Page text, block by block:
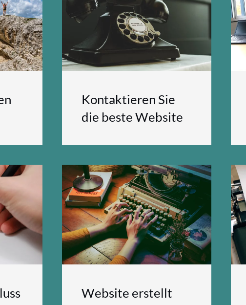
Kontaktieren Sie
die beste Website
Website erstellt